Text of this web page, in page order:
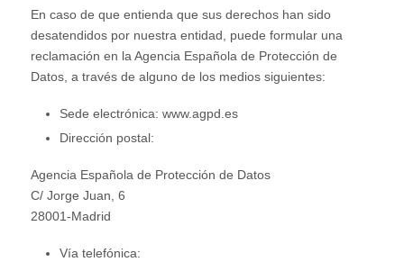
En caso de que entienda que sus derechos han sido
desatendidos por nuestra entidad, puede formular una
reclamación en la Agencia Española de Protección de
Datos, a través de alguno de los medios siguientes:
Sede electrónica: www.agpd.es
Dirección postal:
Agencia Española de Protección de Datos
C/ Jorge Juan, 6
28001-Madrid
Vía telefónica: